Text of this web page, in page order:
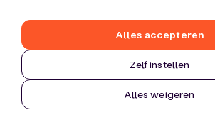
Zelf instellen
Alles weigeren
Alles accepteren